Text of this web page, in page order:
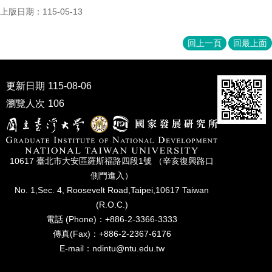
上版日期：115-05-13
回上一頁 回最上面
更新日期 115-08-06
瀏覽人次 106
10617 臺北市⼤安區羅斯福路四段1號 （辛亥復興路⼝
側⾨進入）
No. 1,Sec. 4, Roosevelt Road,Taipei,10617 Taiwan
(R.O.C.)
電話 (Phone)：+886-2-3366-3333
傳真(Fax)：+886-2-2367-6176
E-mail：ndintu@ntu.edu.tw